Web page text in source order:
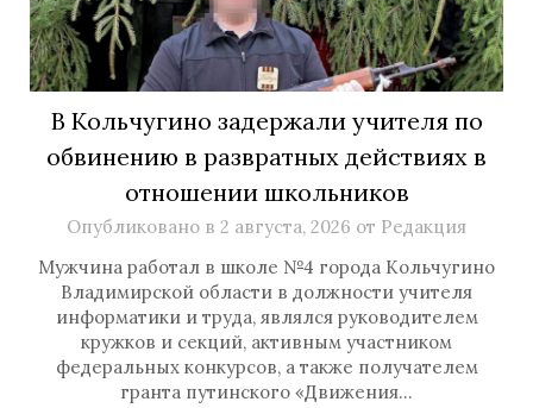
В Кольчугино задержали учителя по
обвинению в развратных действиях в
отношении школьников
Опубликовано в 2 августа, 2026 от Редакция
Мужчина работал в школе №4 города Кольчугино
Владимирской области в должности учителя
информатики и труда, являлся руководителем
кружков и секций, активным участником
федеральных конкурсов, а также получателем
гранта путинского «Движения…